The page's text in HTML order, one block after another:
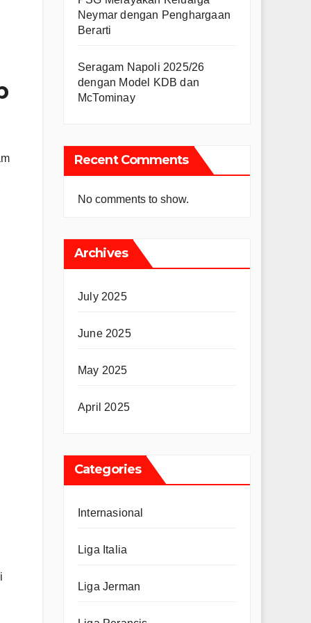
Neymar dengan Penghargaan
Berarti
Seragam Napoli 2025/26
dengan Model KDB dan
McTominay
Recent Comments
No comments to show.
Archives
July 2025
June 2025
May 2025
April 2025
Categories
Internasional
Liga Italia
Liga Jerman